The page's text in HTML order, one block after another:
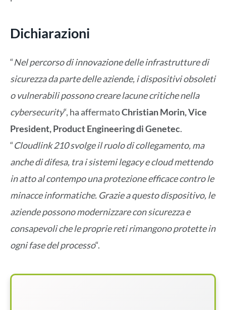
Dichiarazioni
“Nel percorso di innovazione delle infrastrutture di
sicurezza da parte delle aziende, i dispositivi obsoleti
o vulnerabili possono creare lacune critiche nella
cybersecurity“, ha affermatoChristian Morin, Vice
President, Product Engineering di Genetec.
“Cloudlink 210 svolge il ruolo di collegamento, ma
anche di difesa, tra i sistemi legacy e cloud mettendo
in atto al contempo una protezione efficace contro le
minacce informatiche. Grazie a questo dispositivo, le
aziende possono modernizzare con sicurezza e
consapevoli che le proprie reti rimangono protette in
ogni fase del processo“.